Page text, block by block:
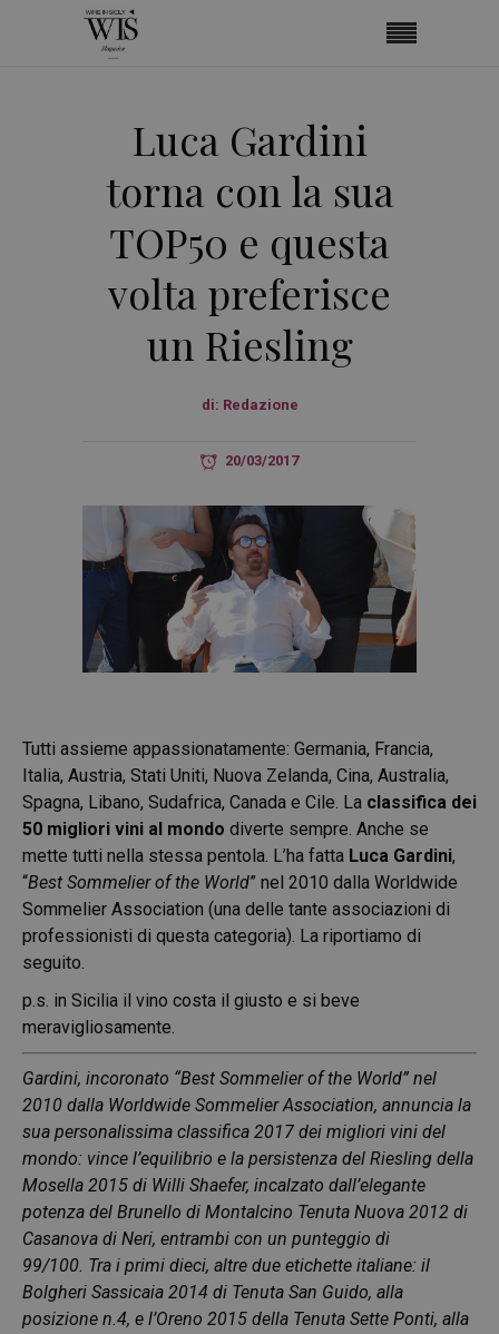
Luca Gardini
torna con la sua
TOP50 e questa
volta preferisce
un Riesling
di: Redazione
20/03/2017
Tutti assieme appassionatamente: Germania, Francia,
Italia, Austria, Stati Uniti, Nuova Zelanda, Cina, Australia,
Spagna, Libano, Sudafrica, Canada e Cile. La classifica dei
50 migliori vini al mondo diverte sempre. Anche se
mette tutti nella stessa pentola. L’ha fatta Luca Gardini,
“Best Sommelier of the World” nel 2010 dalla Worldwide
Sommelier Association (una delle tante associazioni di
professionisti di questa categoria). La riportiamo di
seguito.
p.s. in Sicilia il vino costa il giusto e si beve
meravigliosamente.
Gardini, incoronato “Best Sommelier of the World” nel
2010 dalla Worldwide Sommelier Association, annuncia la
sua personalissima classifica 2017 dei migliori vini del
mondo: vince l’equilibrio e la persistenza del Riesling della
Mosella 2015 di Willi Shaefer, incalzato dall’elegante
potenza del Brunello di Montalcino Tenuta Nuova 2012 di
Casanova di Neri, entrambi con un punteggio di
99/100. Tra i primi dieci, altre due etichette italiane: il
Bolgheri Sassicaia 2014 di Tenuta San Guido, alla
posizione n.4, e l’Oreno 2015 della Tenuta Sette Ponti, alla